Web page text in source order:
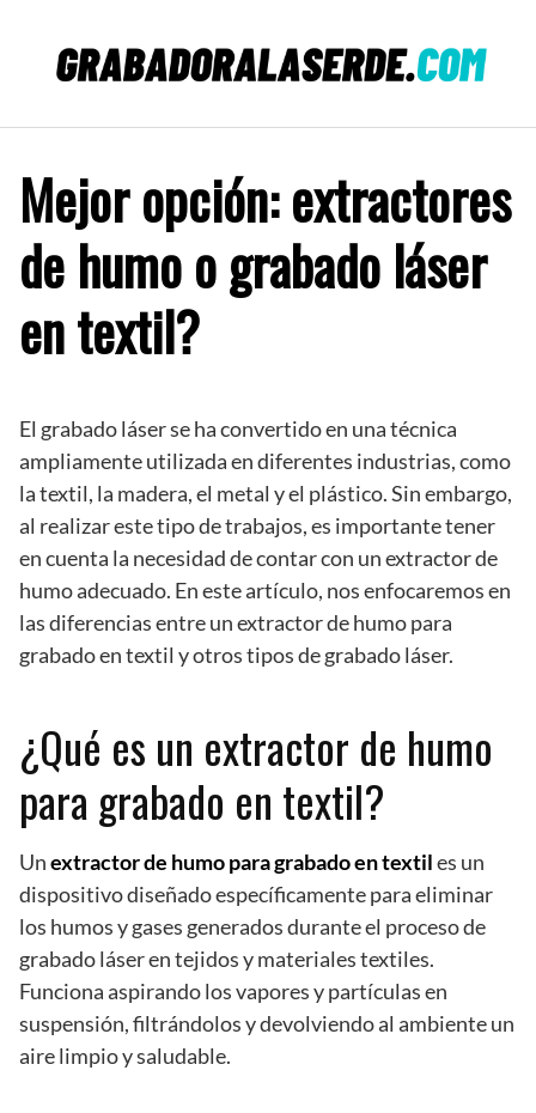
contenido
Mejor opción: extractores
de humo o grabado láser
en textil?
El grabado láser se ha convertido en una técnica
ampliamente utilizada en diferentes industrias, como
la textil, la madera, el metal y el plástico. Sin embargo,
al realizar este tipo de trabajos, es importante tener
en cuenta la necesidad de contar con un extractor de
humo adecuado. En este artículo, nos enfocaremos en
las diferencias entre un extractor de humo para
grabado en textil y otros tipos de grabado láser.
¿Qué es un extractor de humo
para grabado en textil?
Unextractor de humo para grabado en textiles un
dispositivo diseñado específicamente para eliminar
los humos y gases generados durante el proceso de
grabado láser en tejidos y materiales textiles.
Funciona aspirando los vapores y partículas en
suspensión, filtrándolos y devolviendo al ambiente un
aire limpio y saludable.